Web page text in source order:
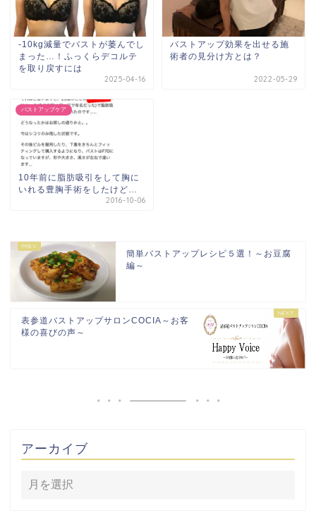
-10kg減量でバストが萎んでし
まった…！ふっくらデコルテ
を取り戻すには
2025-04-16
バストアップ効果を出せる施
術者の見分け方とは？
2022-05-29
バストアップケア
10年前に脂肪吸引をして胸に
いれる豊胸手術をしたけど…
2016-10-06
簡単バストアップレシピ５選！～お豆腐
編～
表参道バストアップサロンCOCIA～お客
様の喜びの声～
アーカイブ